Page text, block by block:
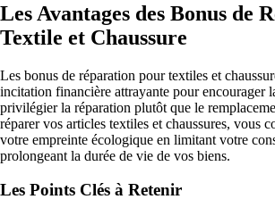
Les Avantages des Bonus de
Textile et Chaussure
Les bonus de réparation pour textiles et
incitation financière attrayante pour encourager
privilégier la réparation plutôt que le
réparer vos articles textiles et chaussures, vous
votre empreinte écologique en limitant votre
prolongeant la durée de vie de vos biens.
Les Points Clés à Retenir